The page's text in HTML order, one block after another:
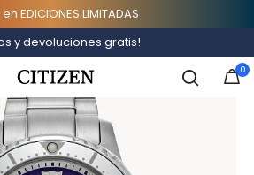
EDICIONES LIMITADAS
y devoluciones gratis!
0
Promaster
Wishlist